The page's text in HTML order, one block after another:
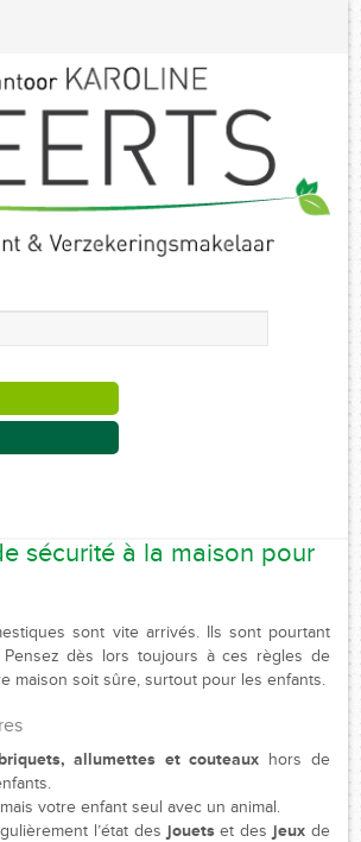
sécurité à la maison pour
sont vite arrivés. Ils sont pourtant
Pensez dès lors toujours à ces règles de
maison soit sûre, surtout pour les enfants.
briquets, allumettes et couteaux hors de
votre enfant seul avec un animal.
l’état des jouetset des jeux de